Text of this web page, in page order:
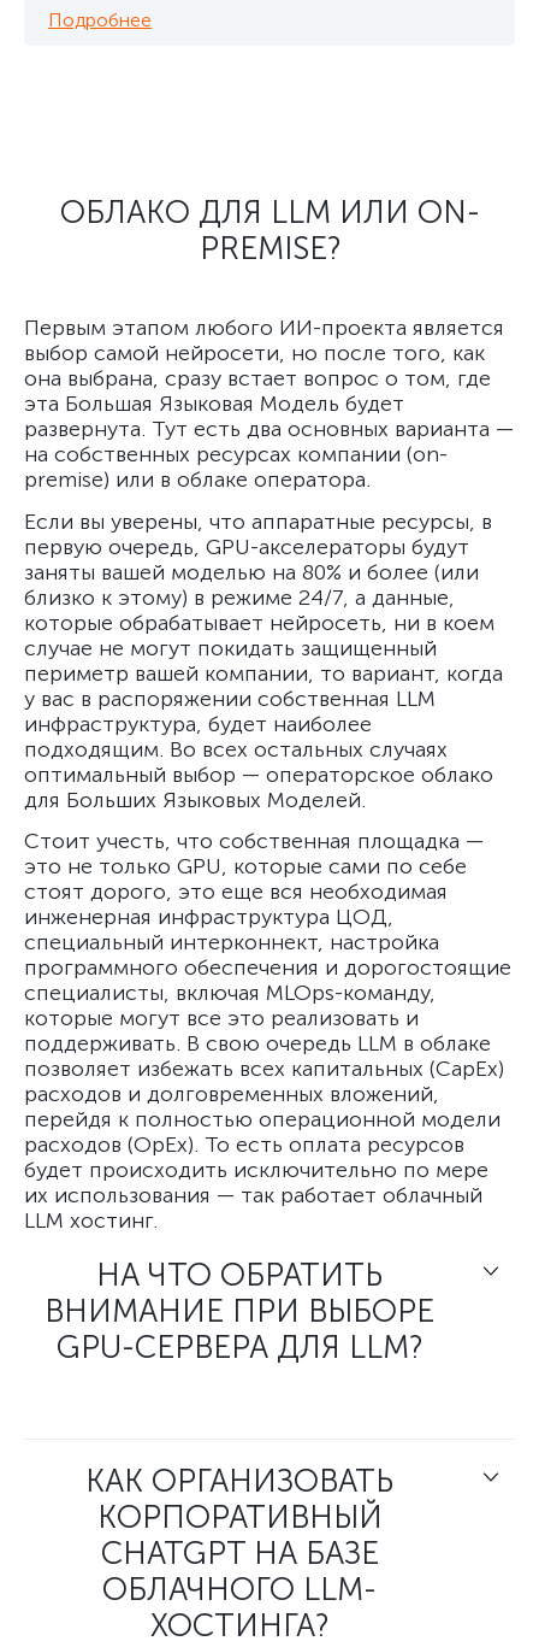
Подробнее
ОБЛАКО ДЛЯ LLM ИЛИ ON-
PREMISE?
Первым этапом любого ИИ-проекта является
выбор самой нейросети, но после того, как
она выбрана, сразу встает вопрос о том, где
эта Большая Языковая Модель будет
развернута. Тут есть два основных варианта —
на собственных ресурсах компании (on-
premise) или в облаке оператора.
Если вы уверены, что аппаратные ресурсы, в
первую очередь, GPU-акселераторы будут
заняты вашей моделью на 80% и более (или
близко к этому) в режиме 24/7, а данные,
которые обрабатывает нейросеть, ни в коем
случае не могут покидать защищенный
периметр вашей компании, то вариант, когда
у вас в распоряжении собственная LLM
инфраструктура, будет наиболее
подходящим. Во всех остальных случаях
оптимальный выбор — операторское облако
для Больших Языковых Моделей.
Стоит учесть, что собственная площадка —
это не только GPU, которые сами по себе
стоят дорого, это еще вся необходимая
инженерная инфраструктура ЦОД,
специальный интерконнект, настройка
программного обеспечения и дорогостоящие
специалисты, включая MLOps-команду,
которые могут все это реализовать и
поддерживать. В свою очередь LLM в облаке
позволяет избежать всех капитальных (CapEx)
расходов и долговременных вложений,
перейдя к полностью операционной модели
расходов (OpEx). То есть оплата ресурсов
будет происходить исключительно по мере
их использования — так работает облачный
LLM хостинг.
НА ЧТО ОБРАТИТЬ
ВНИМАНИЕ ПРИ ВЫБОРЕ
GPU-СЕРВЕРА ДЛЯ LLM?
КАК ОРГАНИЗОВАТЬ
КОРПОРАТИВНЫЙ
CHATGPT НА БАЗЕ
ОБЛАЧНОГО LLM-
ХОСТИНГА?